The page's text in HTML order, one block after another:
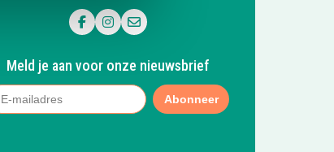
Volg ons op Facebook
Volg ons op Instagram
Mail ons
Meld je aan voor onze nieuwsbrief
Abonneer